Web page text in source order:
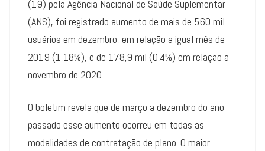
(19) pela Agência Nacional de Saúde Suplementar
(ANS), foi registrado aumento de mais de 560 mil
usuários em dezembro, em relação a igual mês de
2019 (1,18%), e de 178,9 mil (0,4%) em relação a
novembro de 2020.
O boletim revela que de março a dezembro do ano
passado esse aumento ocorreu em todas as
modalidades de contratação de plano. O maior